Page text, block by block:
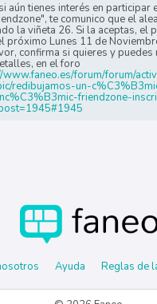
aún tienes interés en participar
te comunico que el
la viñeta 26. Si la aceptas, el
próximo Lunes 11 de
confirma si quieres y puedes
en el foro
www.faneo.es/forum/forum/
redibujamos-un-
friendzone-
Ayuda Reglas de